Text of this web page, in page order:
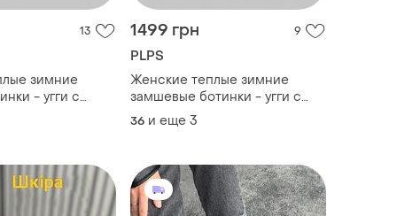
13
зимние
- угги с
black
1499 грн 9
PLPS
Женские теплые зимние
замшевые ботинки - угги с
мехом на платформе graphite
(36р/37р/39р/41р)
36 и еще 3